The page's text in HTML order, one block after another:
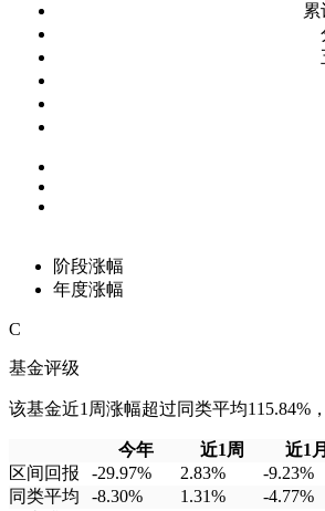
阶段涨幅
年度涨幅
C
基金评级
该基金近1周涨幅超过同类平均115.84%
今年 近1周 近1月
区间回报
-29.97% 2.83% -9.23%
同类平均
-8.30% 1.31% -4.77%